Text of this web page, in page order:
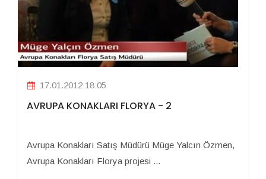
17.01.2012 18:05
AVRUPA KONAKLARI FLORYA - 2
Avrupa Konakları Satış Müdürü Müge Yalcın Özmen,
Avrupa Konakları Florya projesi ...